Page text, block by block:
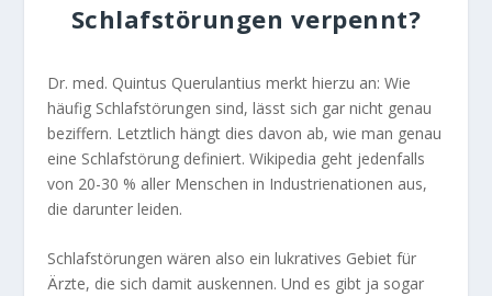
Schlafstörungen verpennt?
Dr. med. Quintus Querulantius merkt hierzu an: Wie
häufig Schlafstörungen sind, lässt sich gar nicht genau
beziffern. Letztlich hängt dies davon ab, wie man genau
eine Schlafstörung definiert. Wikipedia geht jedenfalls
von 20-30 % aller Menschen in Industrienationen aus,
die darunter leiden.
Schlafstörungen wären also ein lukratives Gebiet für
Ärzte, die sich damit auskennen. Und es gibt ja sogar